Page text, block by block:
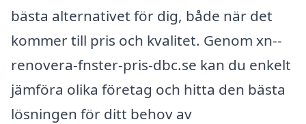
bästa alternativet för dig, både när det
kommer till pris och kvalitet. Genom xn--
renovera-fnster-pris-dbc.se kan du enkelt
jämföra olika företag och hitta den bästa
lösningen för ditt behov av